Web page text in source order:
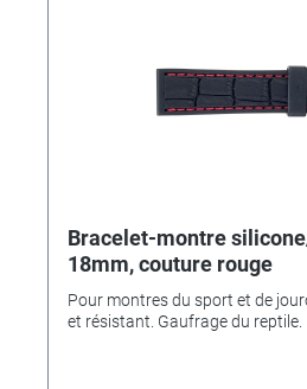
Bracelet-montre
18mm, couture rouge
Pour montres du sport et de